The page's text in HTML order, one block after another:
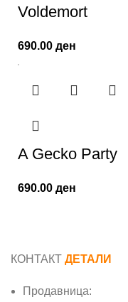
Voldemort
690.00 ден
A Gecko Party
690.00 ден
КОНТАКТ ДЕТАЛИ
Продавница: